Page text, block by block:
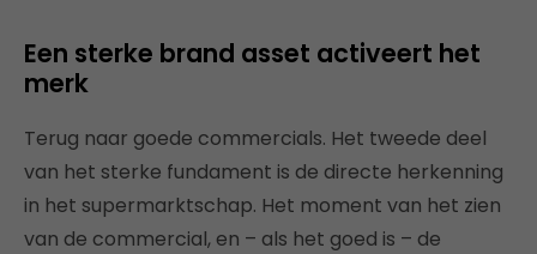
Een sterke brand asset activeert het
merk
Terug naar goede commercials. Het tweede deel
van het sterke fundament is de directe herkenning
in het supermarktschap. Het moment van het zien
van de commercial, en – als het goed is – de